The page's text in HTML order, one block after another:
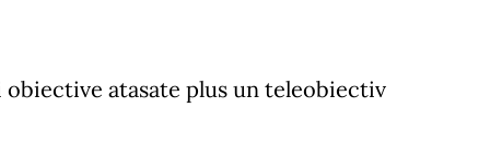
atasate plus un teleobiectiv